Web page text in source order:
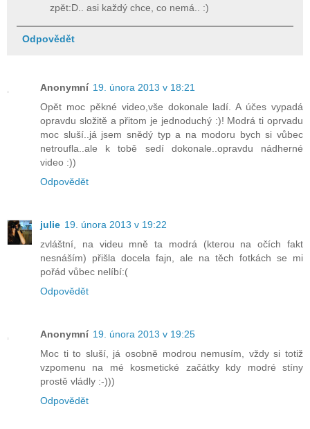
zpět:D.. asi každý chce, co nemá.. :)
Odpovědět
Anonymní 19. února 2013 v 18:21
Opět moc pěkné video,vše dokonale ladí. A účes vypadá
opravdu složitě a přitom je jednoduchý :)! Modrá ti oprvadu
moc sluší..já jsem snědý typ a na modoru bych si vůbec
netroufla..ale k tobě sedí dokonale..opravdu nádherné
video :))
Odpovědět
julie 19. února 2013 v 19:22
zvláštní, na videu mně ta modrá (kterou na očích fakt
nesnáším) přišla docela fajn, ale na těch fotkách se mi
pořád vůbec nelíbí:(
Odpovědět
Anonymní 19. února 2013 v 19:25
Moc ti to sluší, já osobně modrou nemusím, vždy si totiž
vzpomenu na mé kosmetické začátky kdy modré stíny
prostě vládly :-)))
Odpovědět